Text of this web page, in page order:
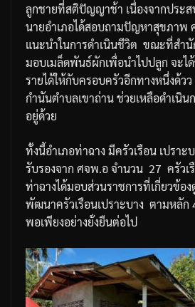
ลูกชายที่สติปัญญาช้า เนื่องจากประ
นายอำเภอได้สอบถามปัญหาสุขภาพ
แนะนำในการดำเนินชีวิต ขณะที่สำนั
มอบเมล็ดพันธ์ผักเพื่อนำไปปลูก จะไ
รายได้ให้กับครอบครัวอีกทางหนึ่งด้วว
กำนันตำบลเขาถ่านช่วยเหลือดำเนิน
อยู่ด้วย
ทั้งนี้อำเภอท่าฉาง มีครัวเรือน เปราะ
รับรองจาก ศจพ.อจำนวน 27 ครัวเ
ท่าฉางได้มอบส่วนราชการที่เกี่ยวข้อง
พัฒนาครัวเรือนเปราะบาง ตามหลัก
พอเพียงอย่างยั่งยืนต่อไป